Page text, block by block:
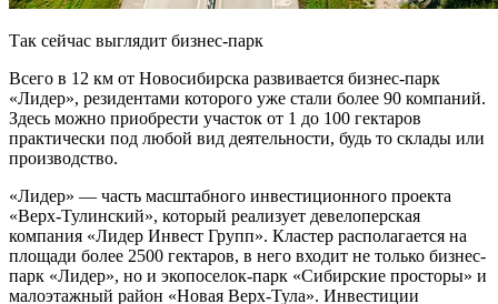
Так сейчас выглядит бизнес-парк
Всего в 12 км от Новосибирска развивается бизнес-парк
«Лидер», резидентами которого уже стали более 90 компаний.
Здесь можно приобрести участок от 1 до 100 гектаров
практически под любой вид деятельности, будь то склады или
производство.
«Лидер» — часть масштабного инвестиционного проекта
«Верх-Тулинский», который реализует девелоперская
компания «Лидер Инвест Групп». Кластер располагается на
площади более 2500 гектаров, в него входит не только бизнес-
парк «Лидер», но и экопоселок-парк «Сибирские просторы» и
малоэтажный район «Новая Верх-Тула». Инвестиции